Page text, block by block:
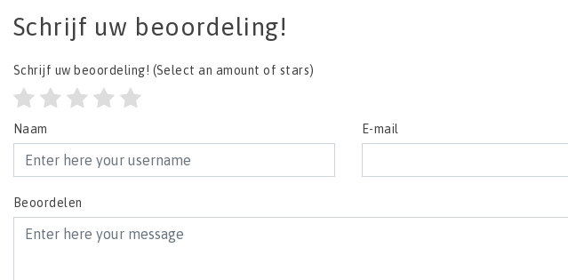
Schrijf uw beoordeling!
Schrijf uw beoordeling! (Select an amount of stars)
Naam E-mail
Beoordelen